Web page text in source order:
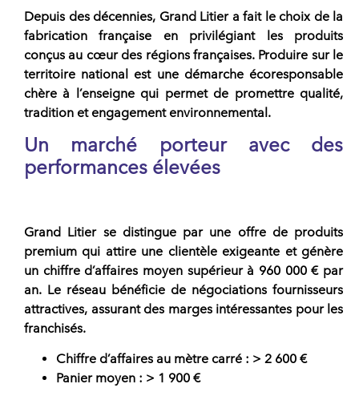
Depuis des décennies, Grand Litiera fait le choix de la
fabrication française en privilégiant les produits
conçus au cœur des régions françaises. Produire sur le
territoire national est une démarche écoresponsable
chère à l’enseigne qui permet de promettre qualité,
tradition et engagement environnemental.
Un marché porteur avec des
performances élevées
Grand Litier se distingue par une offre de produits
premium qui attire une clientèle exigeante et génère
un chiffre d’affaires moyen supérieur à 960 000 € par
an. Le réseau bénéficie de négociations fournisseurs
attractives, assurant des margesintéressantes pour les
franchisés.
Chiffre d’affaires au mètre carré : > 2 600 €
Panier moyen : > 1 900 €